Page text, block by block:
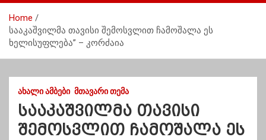
n
Home
სააკაშვილმა თავისი შემოსვლით ჩამოშალა ეს
ხელისუფლება” – კორძაია
ᲐᲮᲐᲚᲘ ᲐᲛᲑᲔᲑᲘ ᲛᲗᲐᲕᲐᲠᲘ ᲗᲔᲛᲐ
სააკაშვილმა თავისი
შემოსვლით ჩამოშალა ეს